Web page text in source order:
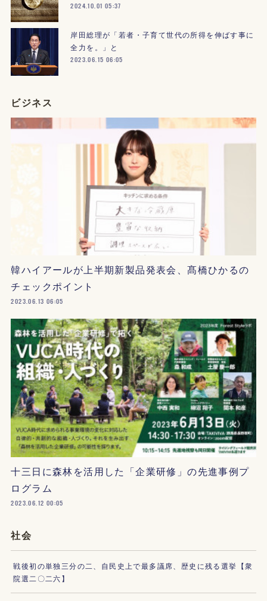
2024.10.01 05:37
岸田総理が「若者・子育て世代の所得を伸ばす事に
全力を。」と
2023.06.15 06:05
ビジネス
韓ハイアールが上半期新製品発表会、髙橋ひかるの
チェックポイント
2023.06.13 06:05
十三日に森林を活用した「企業研修」の先進事例プ
ログラム
2023.06.12 00:05
社会
戦後初の単独三分の二、自民史上で最多議席、歴史に残る選挙【衆
院選二〇二六】